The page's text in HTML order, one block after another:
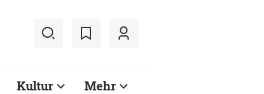
Kultur Mehr